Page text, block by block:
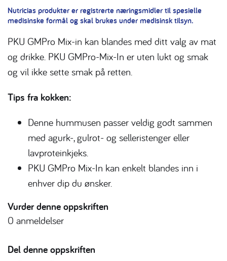
Nutricias produkter er registrerte næringsmidler til spesielle
medisinske formål og skal brukes under medisinsk tilsyn.
PKU GMPro Mix-in kan blandes med ditt valg av mat
og drikke. PKU GMPro-Mix-In er uten lukt og smak
og vil ikke sette smak på retten.
Tips fra kokken:
Denne hummusen passer veldig godt sammen
med agurk-, gulrot- og selleristenger eller
lavproteinkjeks.
PKU GMPro Mix-In kan enkelt blandes inn i
enhver dip du ønsker.
Vurder denne oppskriften
0 anmeldelser
Del denne oppskriften